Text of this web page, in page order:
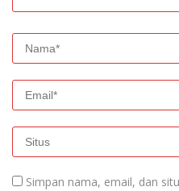
Simpan nama, email, dan